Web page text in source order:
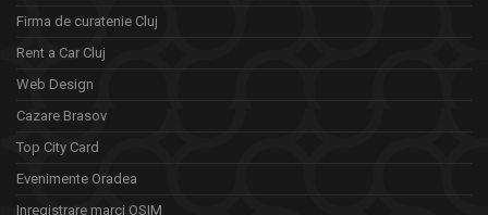
Firma de curatenie Cluj
Rent a Car Cluj
Web Design
Cazare Brasov
Top City Card
Evenimente Oradea
Inregistrare marci OSIM